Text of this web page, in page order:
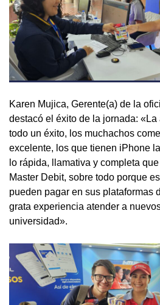
Karen Mujica, Gerente(a) de la
destacó el éxito de la jornada:
todo un éxito, los muchachos
excelente, los que tienen iPhone
lo rápida, llamativa y completa
Master Debit, sobre todo porque
pueden pagar en sus plataformas
grata experiencia atender a
universidad».